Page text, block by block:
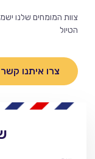
צוות המומחים שלנו
הטיול
צרו איתנו קשר